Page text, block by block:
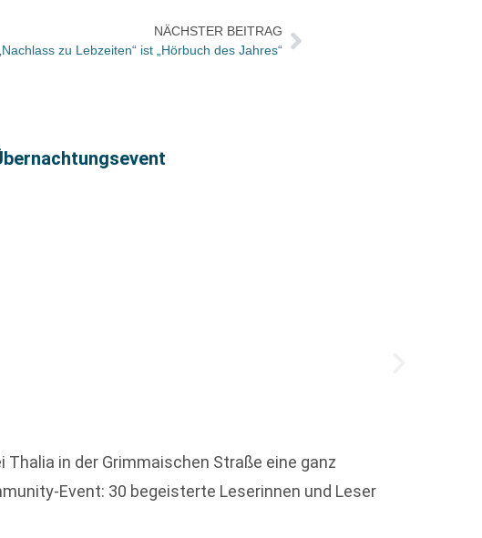
NÄCHSTER BEITRAG
„Nachlass zu Lebzeiten“ ist „Hörbuch des Jahres“
in der Grimmaischen Straße eine ganz
Event: 30 begeisterte Leserinnen und Leser